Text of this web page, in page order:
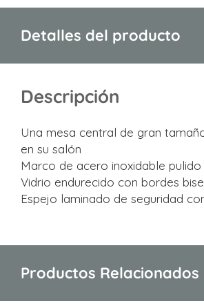
de
galería
imágenes
Detalles del producto
Descripción
Una mesa central de gran
en su salón
Marco de acero inoxidable
Vidrio endurecido con bordes
Espejo laminado de seguridad
Productos Relacionados